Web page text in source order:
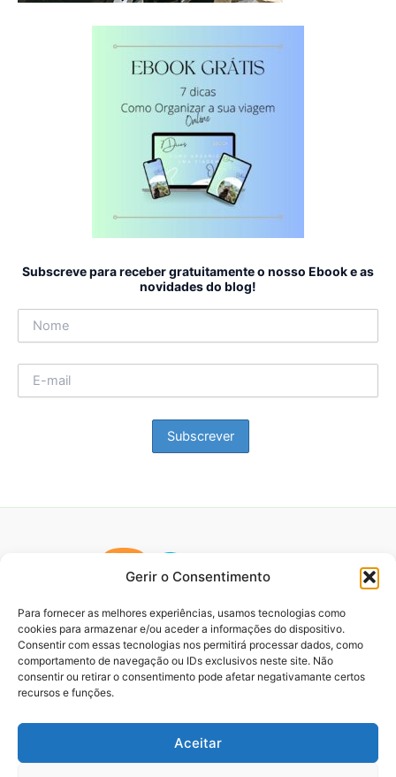
Gerir o Consentimento
Para fornecer as melhores experiências, usamos tecnologias como
cookies para armazenar e/ou aceder a informações do dispositivo.
Consentir com essas tecnologias nos permitirá processar dados, como
comportamento de navegação ou IDs exclusivos neste site. Não
consentir ou retirar o consentimento pode afetar negativamante certos
recursos e funções.
Aceitar
Subscreve para receber gratuitamente o nosso Ebook e as
novidades do blog!